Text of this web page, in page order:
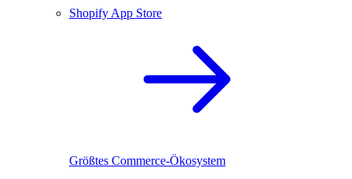
Shopify App Store
Größtes Commerce-Ökosystem